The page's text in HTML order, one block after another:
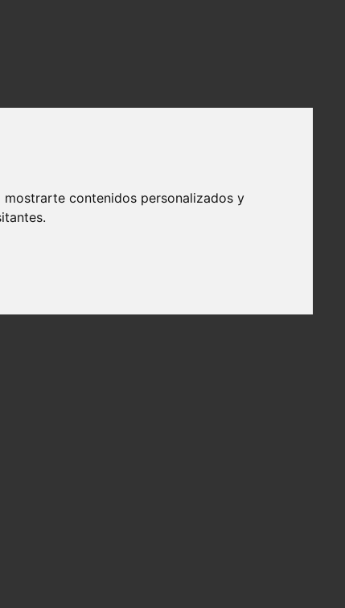
contenidos personalizados y